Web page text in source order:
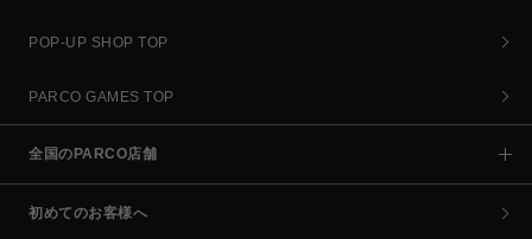
POP-UP SHOP TOP
PARCO GAMES TOP
全国のPARCO店舗
初めてのお客様へ